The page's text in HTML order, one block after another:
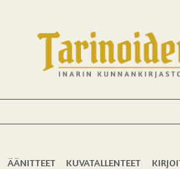
ÄÄNITTEET KUVATALLENTEET